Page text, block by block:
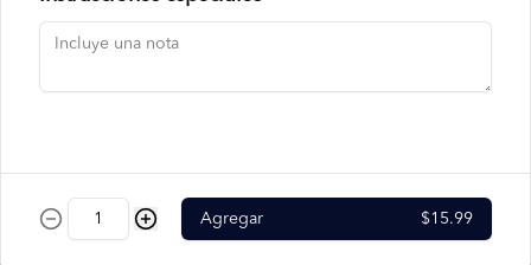
$1.99
Jugo de Mora con
Guanábana
Agregar $15.99